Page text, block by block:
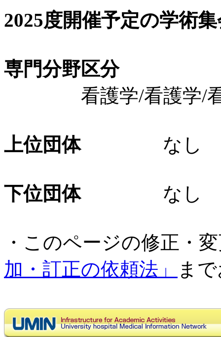
2025度開催予定の学術
専門分野区分
看護学/看護学/看
上位団体なし
下位団体なし
・このページの修正・
加・訂正の依頼法」
ま